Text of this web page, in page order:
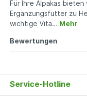
Für Ihre Alpakas
Ergänzungsfutter zu
wichtige Vita… Mehr
Bewertungen
Service-Hotline